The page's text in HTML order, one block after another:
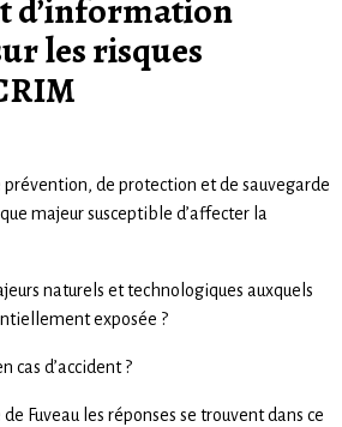
d’information
les risques
prévention, de protection et de sauvegarde
majeur susceptible d’affecter la
naturels et technologiques auxquels
exposée ?
cas d’accident ?
Fuveau les réponses se trouvent dans ce